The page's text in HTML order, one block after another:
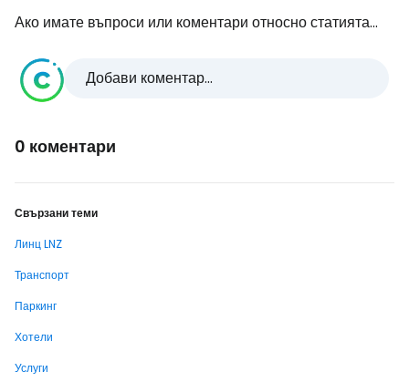
Ако имате въпроси или коментари относно статията...
Добави коментар...
0 коментари
Свързани теми
Линц LNZ
Транспорт
Паркинг
Хотели
Услуги